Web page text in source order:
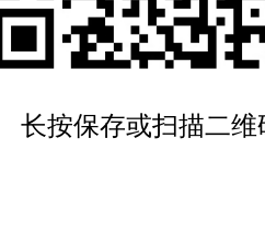
长按保存或扫描二维
公司介绍 | 注意事项